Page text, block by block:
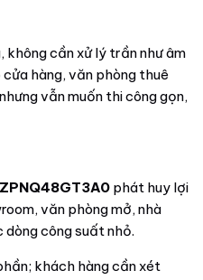
cần xử lý trần như âm
hàng, văn phòng thuê
vẫn muốn thi công gọn,
phát huy lợi
văn phòng mở, nhà
công suất nhỏ.
khách hàng cần xét